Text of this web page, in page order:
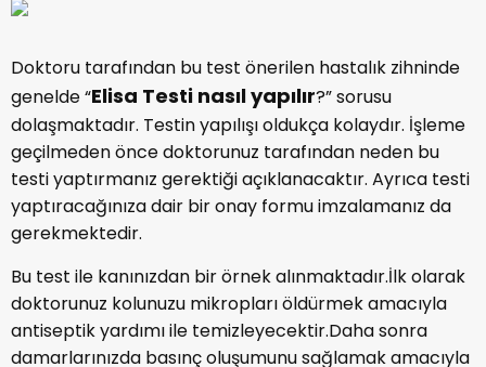
Doktoru tarafından bu test önerilen hastalık zihninde
genelde “Elisa Testi nasıl yapılır?” sorusu
dolaşmaktadır. Testin yapılışı oldukça kolaydır. İşleme
geçilmeden önce doktorunuz tarafından neden bu
testi yaptırmanız gerektiği açıklanacaktır. Ayrıca testi
yaptıracağınıza dair bir onay formu imzalamanız da
gerekmektedir.
Bu test ile kanınızdan bir örnek alınmaktadır.İlk olarak
doktorunuz kolunuzu mikropları öldürmek amacıyla
antiseptik yardımı ile temizleyecektir.Daha sonra
damarlarınızda basınç oluşumunu sağlamak amacıyla